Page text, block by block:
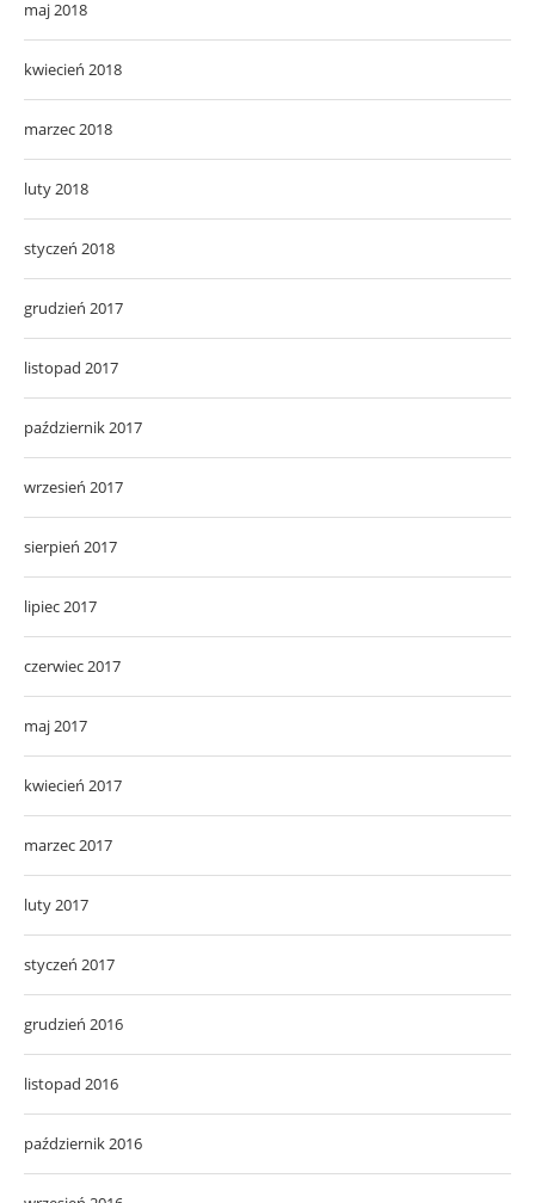
luty 2018
styczeń 2018
grudzień 2017
listopad 2017
październik 2017
wrzesień 2017
sierpień 2017
lipiec 2017
czerwiec 2017
maj 2017
kwiecień 2017
marzec 2017
luty 2017
styczeń 2017
grudzień 2016
listopad 2016
październik 2016
wrzesień 2016
sierpień 2016
lipiec 2016